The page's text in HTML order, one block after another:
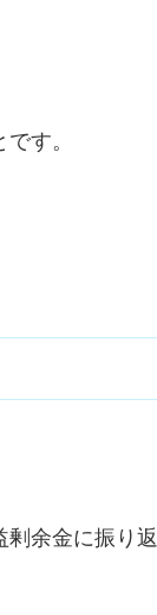
す。
剰余金に振り返